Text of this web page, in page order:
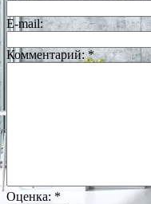
E-mail:
Комментарий:*
Оценка: *